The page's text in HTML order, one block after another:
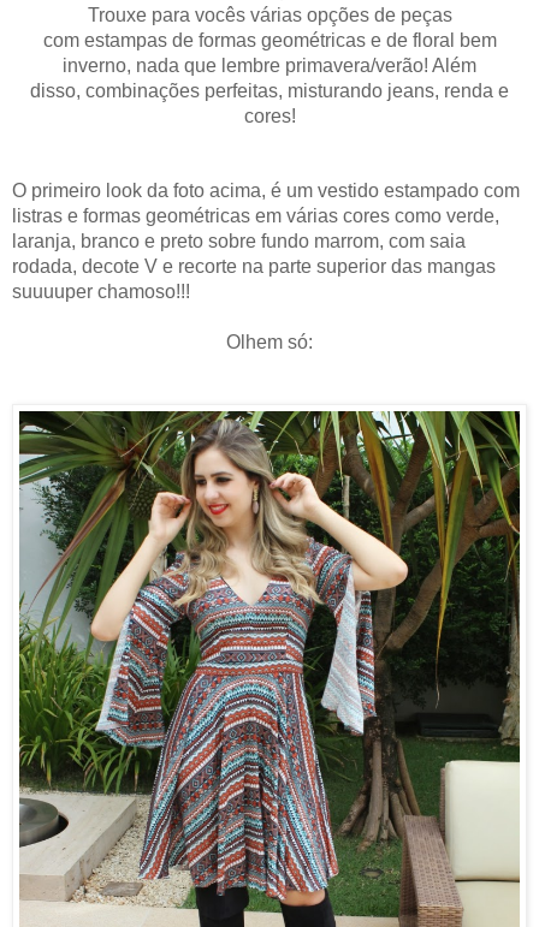
Trouxe para vocês várias opçõesde peças
com estampasde formas geométricas e de floral bem
inverno, nada que lembre primavera/verão! Além
disso, combinações perfeitas, misturando jeans, renda e
cores!
O primeiro look da foto acima, é um vestido estampado com
listras e formas geométricas em várias cores como verde,
laranja, branco e preto sobre fundo marrom, com saia
rodada, decote V e recorte na parte superior das mangas
suuuuper chamoso!!!
Olhem só: